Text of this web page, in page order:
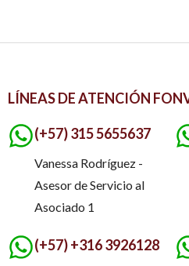
LÍNEAS DE ATENCIÓN
(+57) 315 5655637
Vanessa Rodríguez -
Asesor de Servicio al
Asociado 1
(+57) +316 3926128